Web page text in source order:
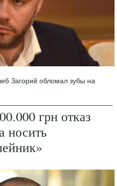
Загорий обломал зубы на
грн отказ
носить